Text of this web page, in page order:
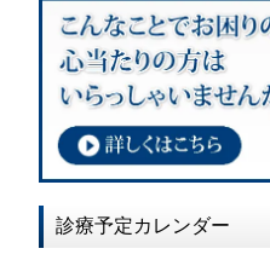
2017年06月
2017年05月
2017年03月
2017年02月
2017年01月
2016年12月
診療予定カレンダー